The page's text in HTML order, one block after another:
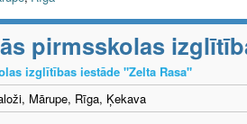
pirmsskolas
izglītības iestāde "Zelta Rasa"
Mārupe, Rīga, Ķekava